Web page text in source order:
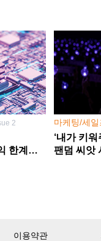
2
한계
마케팅/세일
‘내가 키워
팬덤 씨앗
이용약관